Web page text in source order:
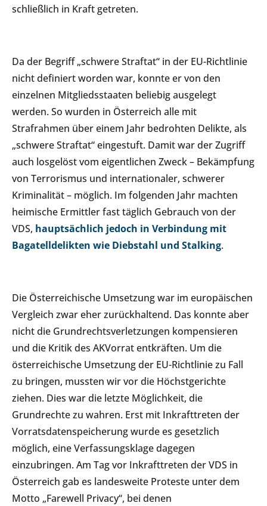
schließlich in Kraft getreten.
Da der Begriff „schwere Straftat“ in der EU-Richtlinie
nicht definiert worden war, konnte er von den
einzelnen Mitgliedsstaaten beliebig ausgelegt
werden. So wurden in Österreich alle mit
Strafrahmen über einem Jahr bedrohten Delikte, als
„schwere Straftat“ eingestuft. Damit war der Zugriff
auch losgelöst vom eigentlichen Zweck – Bekämpfung
von Terrorismus und internationaler, schwerer
Kriminalität – möglich. Im folgenden Jahr machten
heimische Ermittler fast täglich Gebrauch von der
VDS, hauptsächlich jedoch in Verbindung mit
Bagatelldelikten wie Diebstahl und Stalking.
Die Österreichische Umsetzung war im europäischen
Vergleich zwar eher zurückhaltend. Das konnte aber
nicht die Grundrechtsverletzungen kompensieren
und die Kritik des AKVorrat entkräften. Um die
österreichische Umsetzung der EU-Richtlinie zu Fall
zu bringen, mussten wir vor die Höchstgerichte
ziehen. Dies war die letzte Möglichkeit, die
Grundrechte zu wahren. Erst mit Inkrafttreten der
Vorratsdatenspeicherung wurde es gesetzlich
möglich, eine Verfassungsklage dagegen
einzubringen. Am Tag vor Inkrafttreten der VDS in
Österreich gab es landesweite Proteste unter dem
Motto „Farewell Privacy“, bei denen